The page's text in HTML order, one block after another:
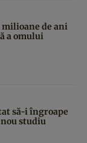
milioane de ani
a omului
să-i îngroape
nou studiu